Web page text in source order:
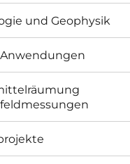
und Geophysik